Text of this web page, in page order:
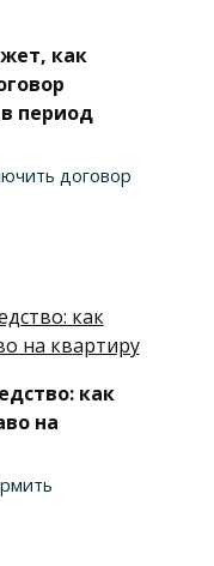
как
период
договор
как
на